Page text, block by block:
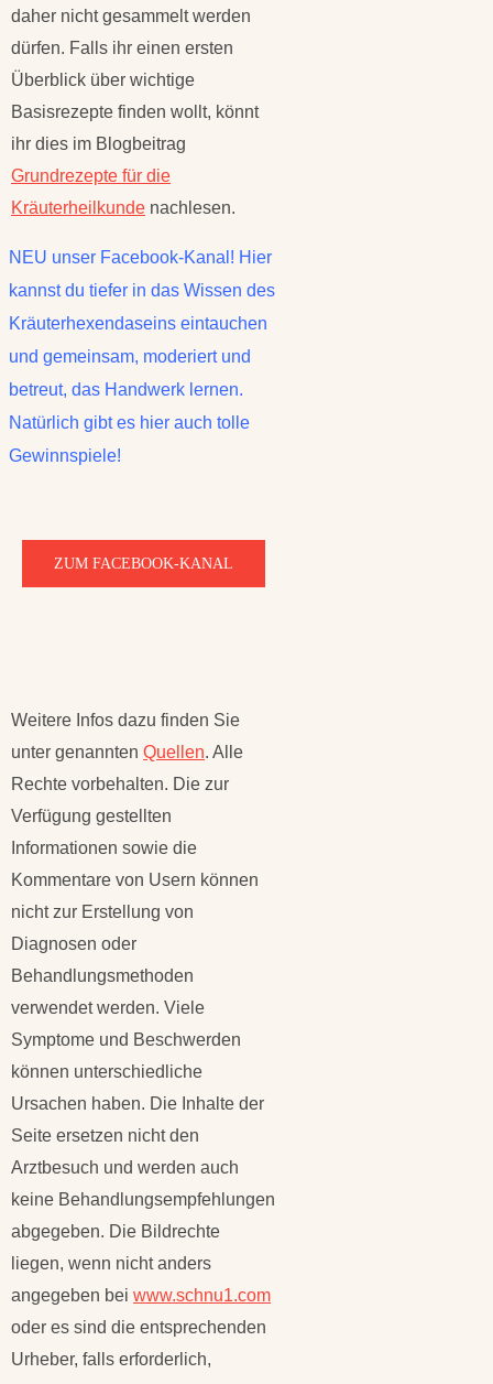
daher nicht gesammelt werden
dürfen. Falls ihr einen ersten
Überblick über wichtige
Basisrezepte finden wollt, könnt
ihr dies im Blogbeitrag
Grundrezepte für die
Kräuterheilkunde nachlesen.
NEU unser Facebook-Kanal! Hier
kannst du tiefer in das Wissen des
Kräuterhexendaseins eintauchen
und gemeinsam, moderiert und
betreut, das Handwerk lernen.
Natürlich gibt es hier auch tolle
Gewinnspiele!
ZUM FACEBOOK-KANAL
Weitere Infos dazu finden Sie
unter genannten Quellen. Alle
Rechte vorbehalten. Die zur
Verfügung gestellten
Informationen sowie die
Kommentare von Usern können
nicht zur Erstellung von
Diagnosen oder
Behandlungsmethoden
verwendet werden. Viele
Symptome und Beschwerden
können unterschiedliche
Ursachen haben. Die Inhalte der
Seite ersetzen nicht den
Arztbesuch und werden auch
keine Behandlungsempfehlungen
abgegeben. Die Bildrechte
liegen, wenn nicht anders
angegeben bei www.schnu1.com
oder es sind die entsprechenden
Urheber, falls erforderlich,